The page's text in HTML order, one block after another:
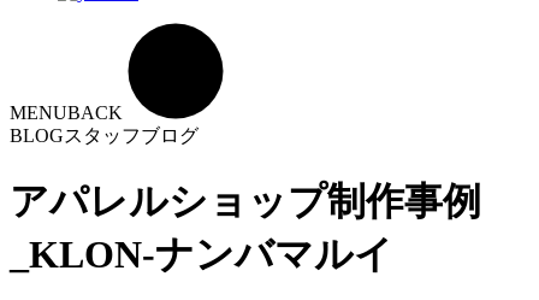
MENUBACK
BLOGスタッフブログ
アパレルショップ制作事例
_KLON-ナンバマルイ